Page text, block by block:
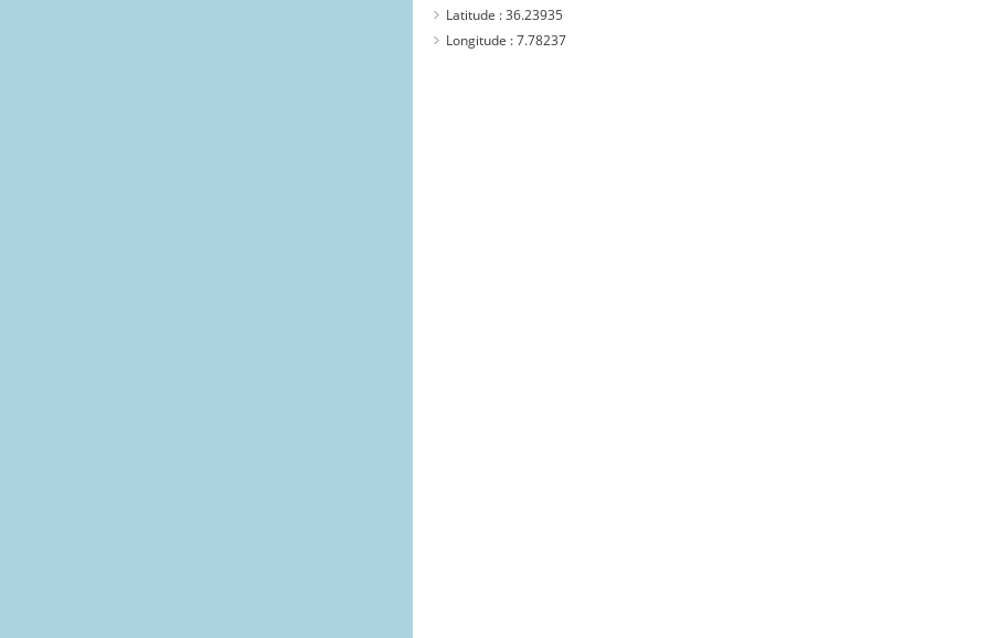
Latitude :36.23935
Longitude :7.78237